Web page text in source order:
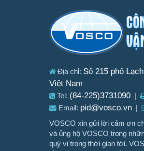
Địa chỉ: Số 215 phố
Việt Nam
Tel: (84-225)3731090
Email: pid@vosco.vn
VOSCO xin gửi lời cảm ơn
và ủng hộ VOSCO trong
quý vị trong thời gian tới.